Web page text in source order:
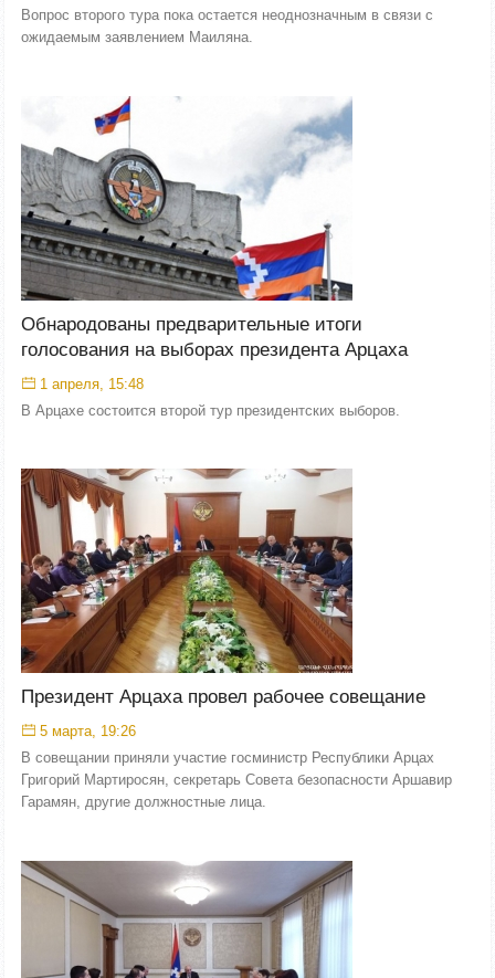
Вопрос второго тура пока остается неоднозначным в связи с
ожидаемым заявлением Маиляна.
Обнародованы предварительные итоги
голосования на выборах президента Арцаха
1 апреля, 15:48
В Арцахе состоится второй тур президентских выборов.
Президент Арцаха провел рабочее совещание
5 марта, 19:26
В совещании приняли участие госминистр Республики Арцах
Григорий Мартиросян, секретарь Совета безопасности Аршавир
Гарамян, другие должностные лица.